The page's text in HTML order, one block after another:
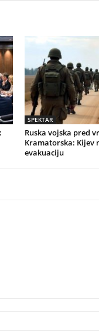
SPEKTAR
Ruska vojska pred
Kramatorska: Kijev
evakuaciju